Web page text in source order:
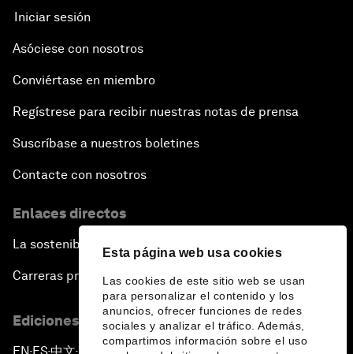
Esta página web usa cookies
Las cookies de este sitio web se usan
para personalizar el contenido y los
anuncios, ofrecer funciones de redes
sociales y analizar el tráfico. Además,
compartimos información sobre el uso
Iniciar sesión
Asóciese con nosotros
Conviértase en miembro
Regístrese para recibir nuestras notas de prensa
Suscríbase a nuestros boletines
Contacte con nosotros
Enlaces directos
La sostenibilidad en el Foro
Carreras profesionales
Ediciones en otros idiomas
▪ ▪ ▪